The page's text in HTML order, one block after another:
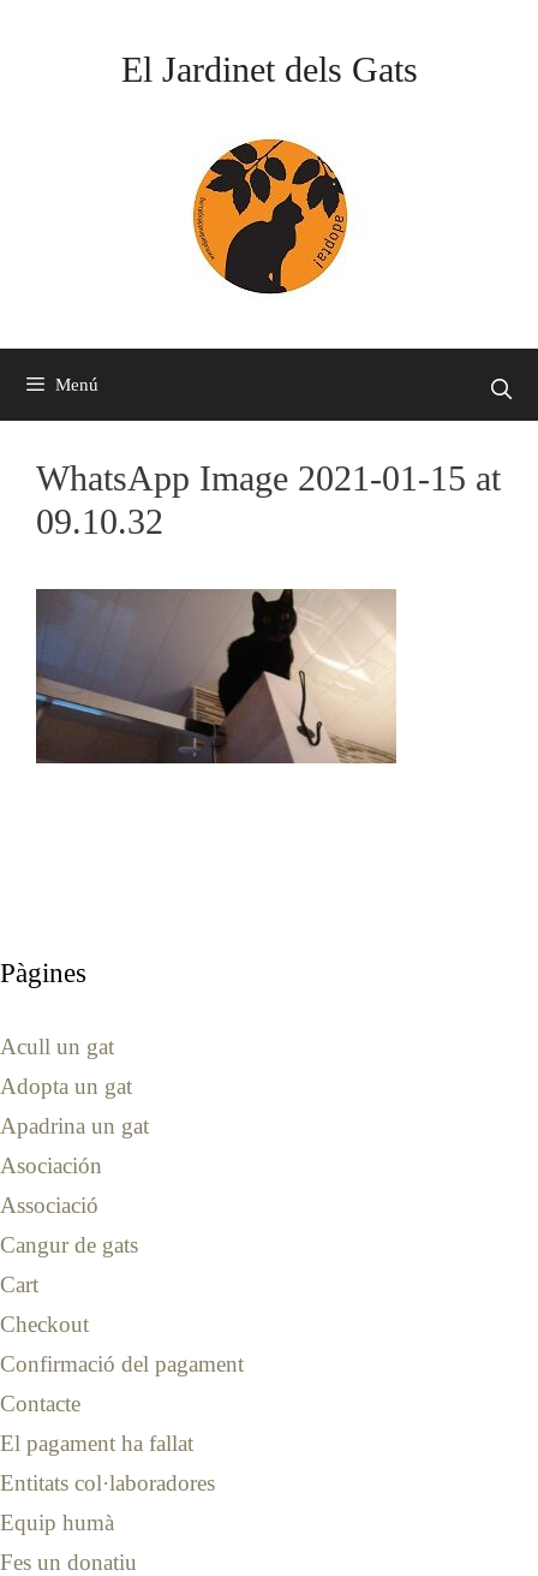
El Jardinet dels Gats
Menú
WhatsApp Image 2021-01-15 at
09.10.32
Pàgines
Acull un gat
Adopta un gat
Apadrina un gat
Asociación
Associació
Cangur de gats
Cart
Checkout
Confirmació del pagament
Contacte
El pagament ha fallat
Entitats col·laboradores
Equip humà
Fes un donatiu